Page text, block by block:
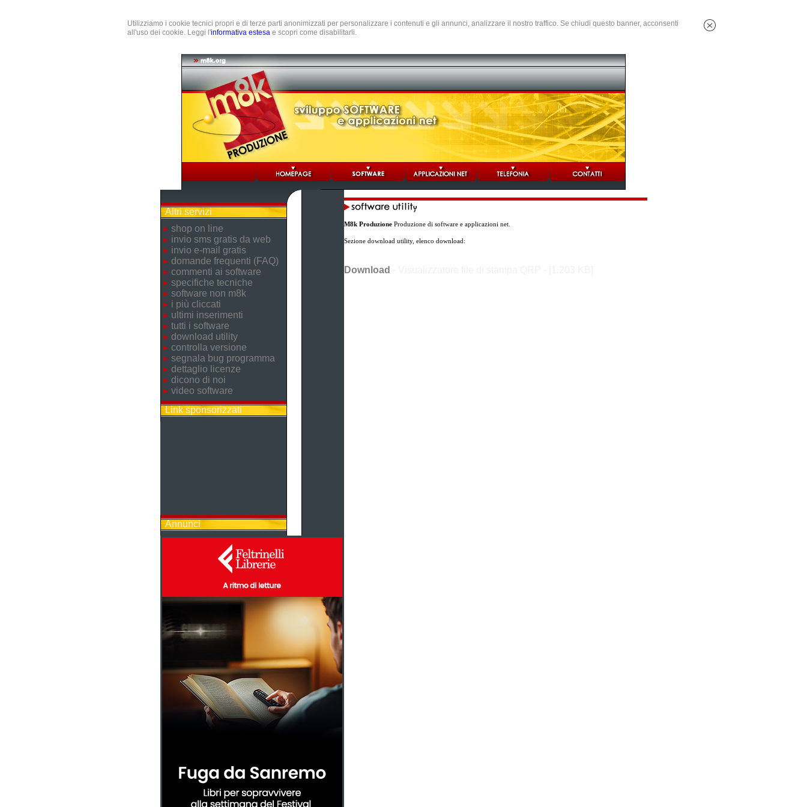
Utilizziamo i cookie tecnici propri e di terze parti anonimizzati per personalizzare i contenuti e gli annunci, analizzare il nostro traffico. Se chiudi questo banner, acconsenti
all'uso dei cookie. Leggi l'informativa estesa e scopri come disabilitarli.
Altri servizi
shop on line
invio sms gratis da web
invio e-mail gratis
domande frequenti (FAQ)
commenti ai software
specifiche tecniche
software non m8k
i più cliccati
ultimi inserimenti
tutti i software
download utility
controlla versione
segnala bug programma
dettaglio licenze
dicono di noi
video software
Link sponsorizzati
Annunci
M8k ProduzioneProduzione di software e applicazioni net.
Sezione download utility, elenco download:
Download